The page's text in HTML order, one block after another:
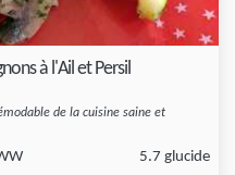
à l'Ail et Persil
de la cuisine saine et
5.7 glucide